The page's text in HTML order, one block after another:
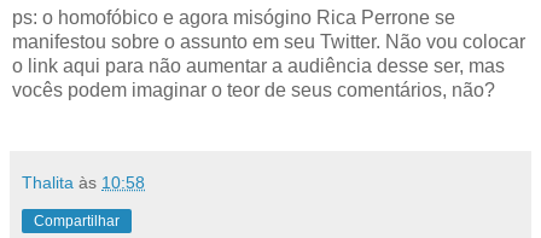
ps: o homofóbico e agora misógino Rica Perrone se
manifestou sobre o assunto em seu Twitter. Não vou colocar
o link aqui para não aumentar a audiência desse ser, mas
vocês podem imaginar o teor de seus comentários, não?
Thalita às 10:58
Compartilhar